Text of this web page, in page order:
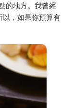
的地方。我曾經
以，如果你預算有